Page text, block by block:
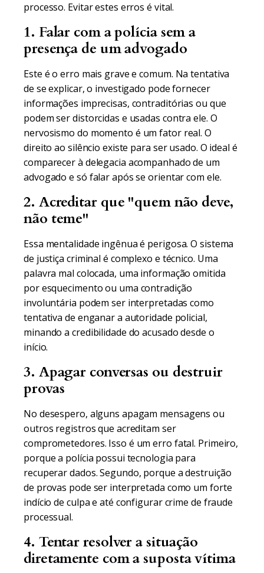
processo. Evitar estes erros é vital.
1. Falar com a polícia sem a
presença de um advogado
Este é o erro mais grave e comum. Na tentativa
de se explicar, o investigado pode fornecer
informações imprecisas, contraditórias ou que
podem ser distorcidas e usadas contra ele. O
nervosismo do momento é um fator real. O
direito ao silêncio existe para ser usado. O ideal é
comparecer à delegacia acompanhado de um
advogado e só falar após se orientar com ele.
2. Acreditar que "quem não deve,
não teme"
Essa mentalidade ingênua é perigosa. O sistema
de justiça criminal é complexo e técnico. Uma
palavra mal colocada, uma informação omitida
por esquecimento ou uma contradição
involuntária podem ser interpretadas como
tentativa de enganar a autoridade policial,
minando a credibilidade do acusado desde o
início.
3. Apagar conversas ou destruir
provas
No desespero, alguns apagam mensagens ou
outros registros que acreditam ser
comprometedores. Isso é um erro fatal. Primeiro,
porque a polícia possui tecnologia para
recuperar dados. Segundo, porque a destruição
de provas pode ser interpretada como um forte
indício de culpa e até configurar crime de fraude
processual.
4. Tentar resolver a situação
diretamente com a suposta vítima